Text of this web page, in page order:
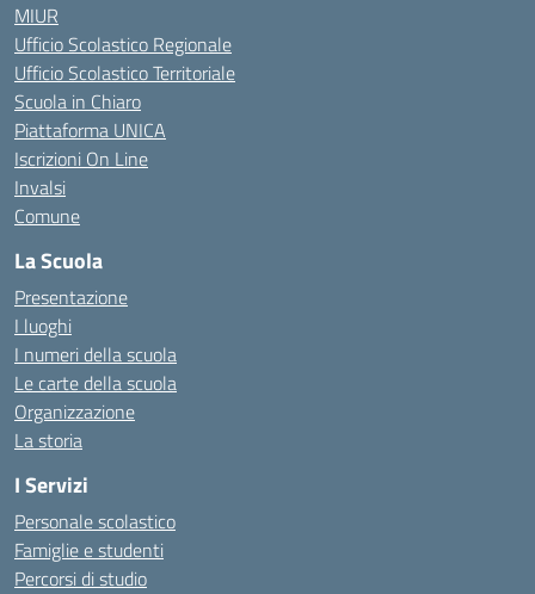
MIUR
Ufficio Scolastico Regionale
Ufficio Scolastico Territoriale
Scuola in Chiaro
Piattaforma UNICA
Iscrizioni On Line
Invalsi
Comune
La Scuola
Presentazione
I luoghi
I numeri della scuola
Le carte della scuola
Organizzazione
La storia
I Servizi
Personale scolastico
Famiglie e studenti
Percorsi di studio